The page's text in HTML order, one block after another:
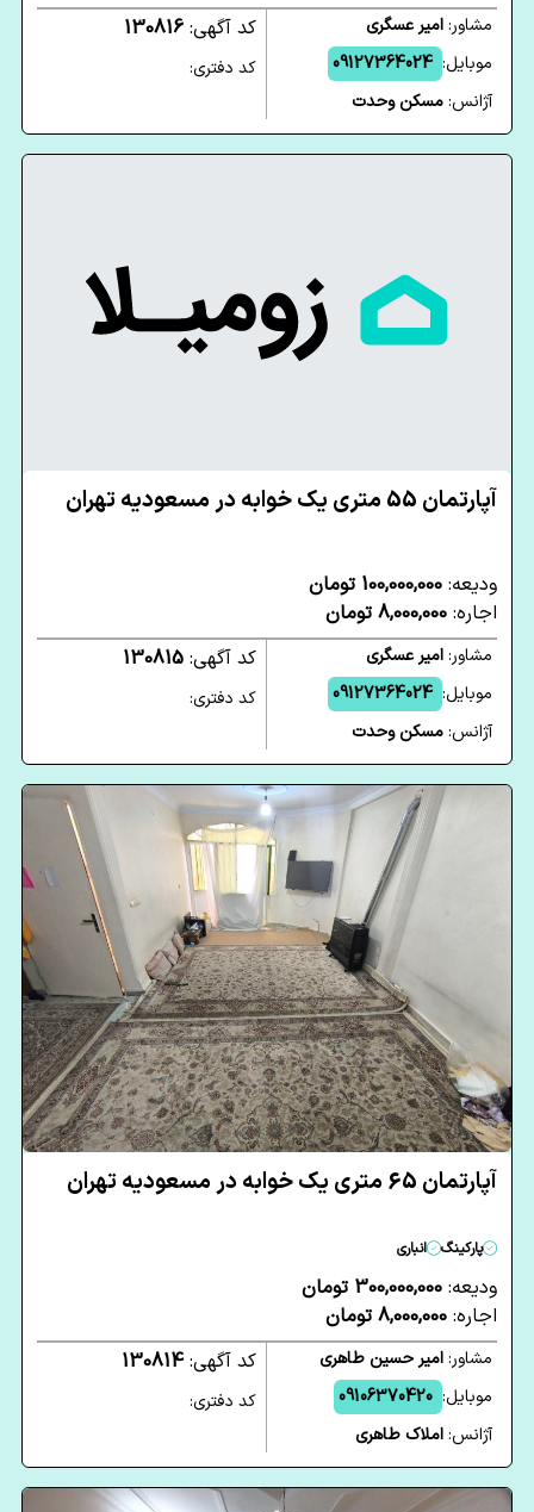
مشاور:امیر عسگری
موبایل: 09127364024
آژانس:مسکن وحدت
کد آگهی: 130816
کد دفتری:
آپارتمان 55 متری یک خوابه در مسعودیه تهران
ودیعه: 100,000,000 تومان
اجاره: 8,000,000 تومان
مشاور:امیر عسگری
موبایل: 09127364024
آژانس:مسکن وحدت
کد آگهی: 130815
کد دفتری:
آپارتمان 65 متری یک خوابه در مسعودیه تهران
پارکینگ انباری
ودیعه: 300,000,000 تومان
اجاره: 8,000,000 تومان
مشاور:امیر حسین طاهری
موبایل: 09106370420
آژانس:املاک طاهری
کد آگهی: 130814
کد دفتری: